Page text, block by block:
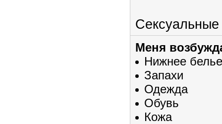
Сексуальные
Меня
Нижнее белье
Запахи
Одежда
Обувь
Кожа